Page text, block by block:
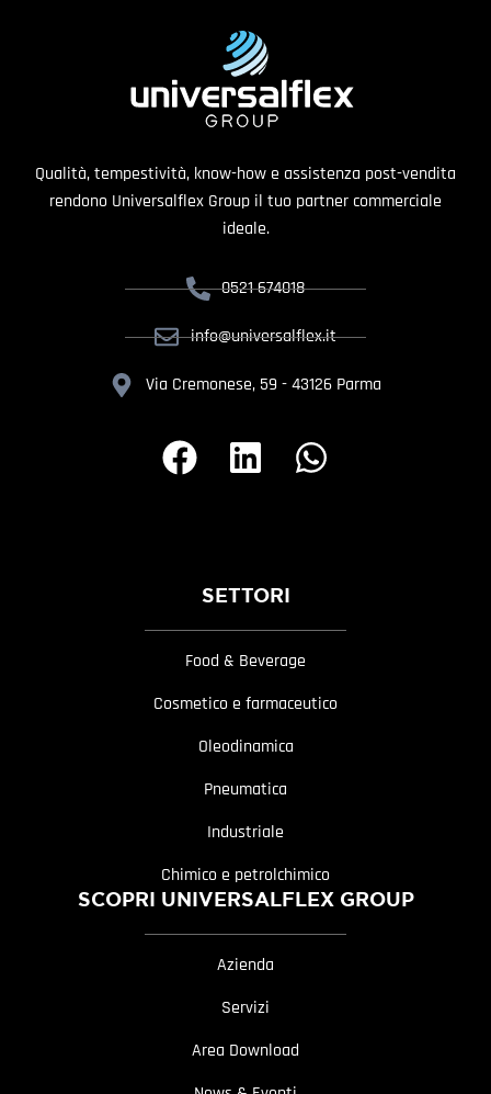
Qualità, tempestività, know-how e assistenza post-vendita
rendono Universalflex Group il tuo partner commerciale
ideale.
0521 674018
info@universalflex.it
Via Cremonese, 59 - 43126 Parma
SETTORI
Food & Beverage
Cosmetico e farmaceutico
Oleodinamica
Pneumatica
Industriale
Chimico e petrolchimico
SCOPRI UNIVERSALFLEX GROUP
Azienda
Servizi
Area Download